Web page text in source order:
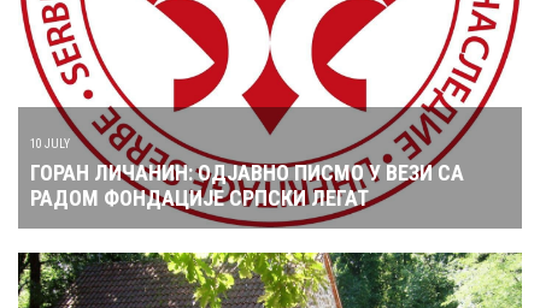
ГОРАН ЛИЧАНИН: ОДЈАВНО ПИСМО У ВЕЗИ СА
РАДОМ ФОНДАЦИЈЕ СРПСКИ ЛЕГАТ